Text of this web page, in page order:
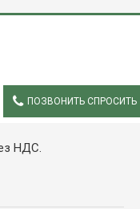
ПОЗВОНИТЬ СПРОСИТЬ
НДС.